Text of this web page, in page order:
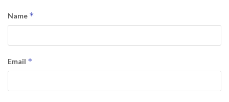
Name *
Email *